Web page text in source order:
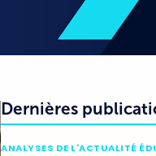
Dernières
ANALYSES DE L'ACTUALITÉ